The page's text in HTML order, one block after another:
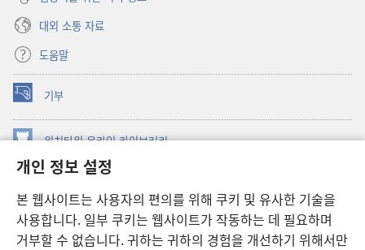
개인 정보 설정
본 웹사이트는 사용자의 편의를 위해 쿠키 및 유사한 기술을
사용합니다. 일부 쿠키는 웹사이트가 작동하는 데 필요하며
거부할 수 없습니다. 귀하는 귀하의 경험을 개선하기 위해서만
대외 소통 자료
도움말
기부
(새로운
창
열기) 워치타워 온라인 라이브러리
창
JW Hub ®
창
열기) JW 라이브러리